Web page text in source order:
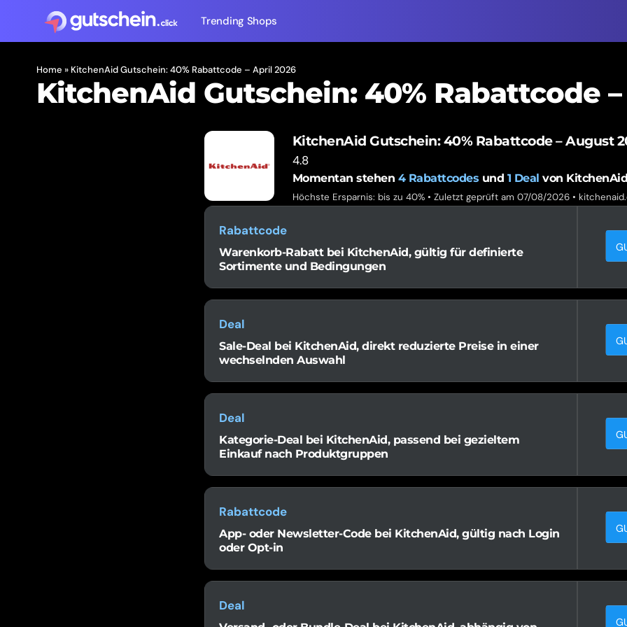
Trending Shops
KitchenAid Gutschein: 40% Rabattcode
Home » KitchenAid Gutschein: 40% Rabattcode – April 2026
KitchenAid Gutschein: 40% Rabattcode – August
4.8
Momentan stehen 4Rabattcodes und 1 Deal von
Höchste Ersparnis: bis zu 40% • Zuletzt geprüft am 07/08/2026 •
Rabattcode
Warenkorb-Rabatt bei KitchenAid, gültig für definierte
Sortimente und Bedingungen
Deal
Sale-Deal bei KitchenAid, direkt reduzierte Preise in einer
wechselnden Auswahl
Deal
Kategorie-Deal bei KitchenAid, passend bei gezieltem
Einkauf nach Produktgruppen
Rabattcode
App- oder Newsletter-Code bei KitchenAid, gültig nach Login
oder Opt-in
Deal